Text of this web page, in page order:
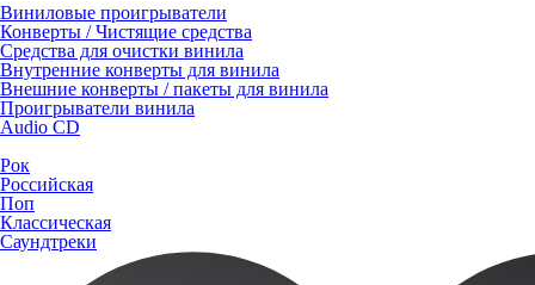
Виниловые проигрыватели
Конверты / Чистящие средства
Средства для очистки винила
Внутренние конверты для винила
Внешние конверты / пакеты для винила
Проигрыватели винила
Audio CD
Рок
Российская
Поп
Классическая
Саундтреки